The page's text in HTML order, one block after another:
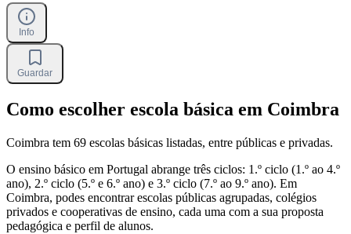
Info
Guardar
Como escolher escola básica em Coimbra
Coimbra tem 69 escolas básicas listadas, entre públicas e privadas.
O ensino básico em Portugal abrange três ciclos: 1.º ciclo (1.º ao 4.º
ano), 2.º ciclo (5.º e 6.º ano) e 3.º ciclo (7.º ao 9.º ano). Em
Coimbra, podes encontrar escolas públicas agrupadas, colégios
privados e cooperativas de ensino, cada uma com a sua proposta
pedagógica e perfil de alunos.